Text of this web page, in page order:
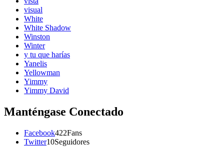
visual
White
White Shadow
Winston
Winter
y tu que harías
Yanelis
Yellowman
Yimmy
Yimmy David
Manténgase Conectado
Facebook422Fans
Twitter10Seguidores